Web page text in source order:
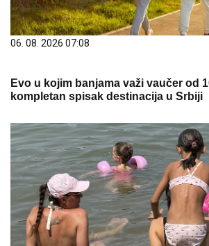
06. 08. 2026 07:08
Evo u kojim banjama važi vaučer od
kompletan spisak destinacija u Srbiji